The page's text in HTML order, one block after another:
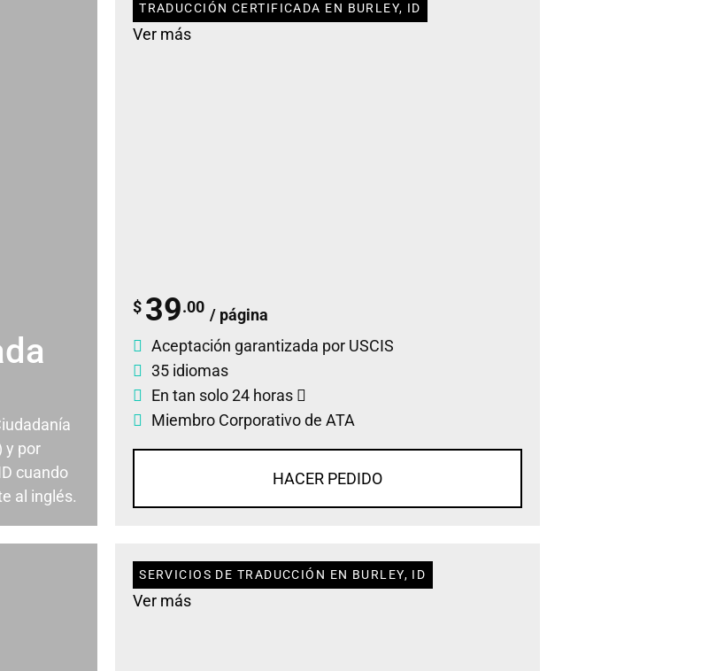
y por
cuando
al inglés.
TRADUCCIÓN CERTIFICADA EN BURLEY, ID
Ver más
$ 39.00 / página
Aceptación garantizada por USCIS
35 idiomas
En tan solo 24 horas
Miembro Corporativo de ATA
HACER PEDIDO
SERVICIOS DE TRADUCCIÓN EN BURLEY, ID
Ver más